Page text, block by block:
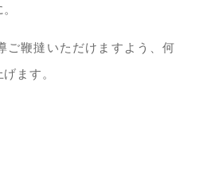
ご鞭撻いただけますよう、何
ます。